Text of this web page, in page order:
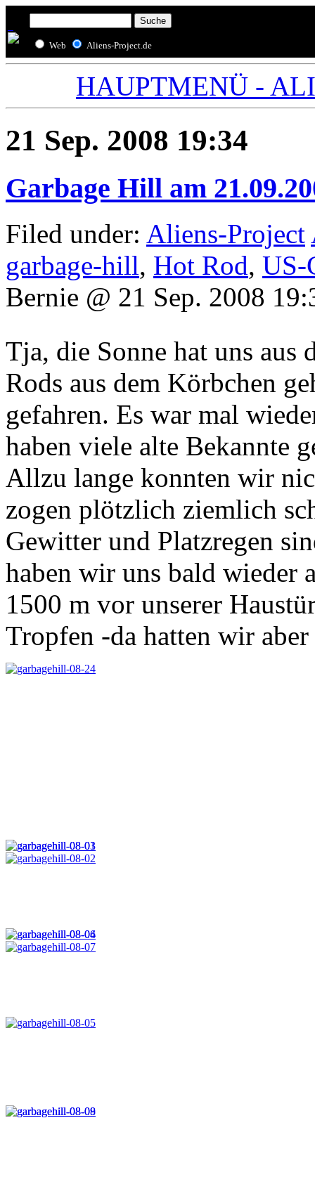
Web Aliens-Project.de
HAUPTMENÜ -
21 Sep. 2008 19:34
Garbage Hill am
Filed under: Aliens-Project
garbage-hill, Hot Rod, US-
Bernie @ 21 Sep. 2008
Tja, die Sonne hat uns aus
Rods aus dem Körbchen
gefahren. Es war mal
haben viele alte Bekannte
Allzu lange konnten wir
zogen plötzlich ziemlich
Gewitter und Platzregen
haben wir uns bald wieder
1500 m vor unserer
Tropfen -da hatten wir